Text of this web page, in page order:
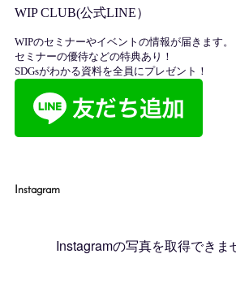
Instagram
Instagramの写真を取得できま